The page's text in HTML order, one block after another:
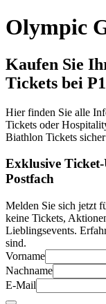
Olympic
Kaufen Sie
Tickets bei
Hier finden Sie alle
Tickets oder
Biathlon Tickets
Exklusive
Postfach
Melden Sie sich jetzt
keine Tickets,
Lieblingsevents.
sind.
Vorname
Nachname
E-Mail